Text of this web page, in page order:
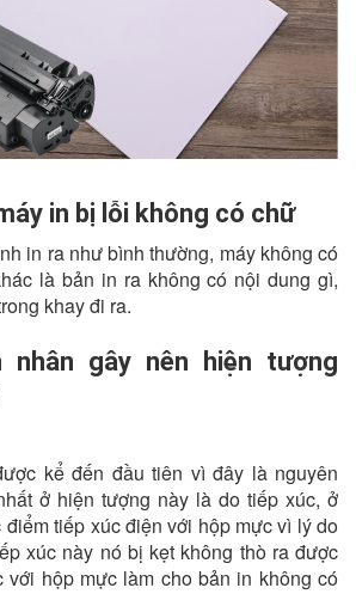
in bị lỗi không có chữ
in ra như bình thường, máy không có
là bản in ra không có nội dung gì,
khay đi ra.
nhân gây nên hiện tượng
kể đến đầu tiên vì đây là nguyên
ở hiện tượng này là do tiếp xúc, ở
tiếp xúc điện với hộp mực vì lý do
xúc này nó bị kẹt không thò ra được
với hộp mực làm cho bản in không có